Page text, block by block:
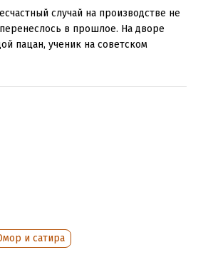
случай на производстве не
в прошлое. На дворе
пацан, ученик на советском
унесшей много жизней.
мой наставник и мастер дивятся
выпускника ПТУ…
и сатира